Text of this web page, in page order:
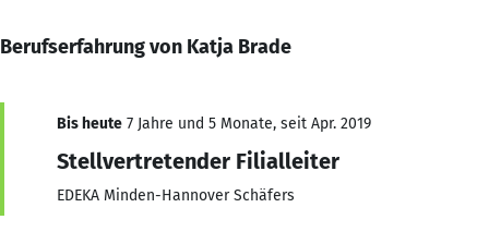
Berufserfahrung von Katja Brade
Bis heute 7 Jahre und 5 Monate, seit Apr. 2019
Stellvertretender Filialleiter
EDEKA Minden-Hannover Schäfers